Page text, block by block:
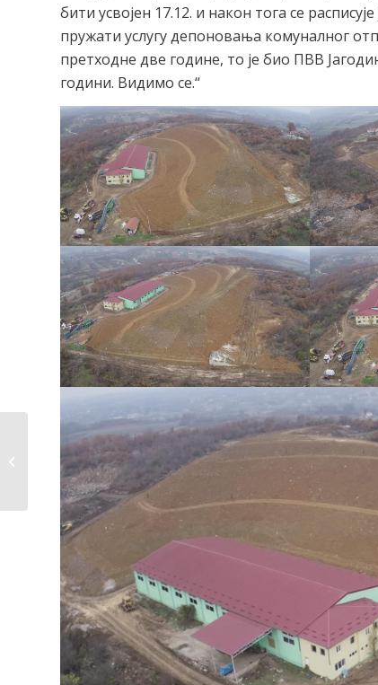
бити усвојен 17.12. и након тога се
пружати услугу депоновања комуналног
претходне две године, то је био ПВВ
години. Видимо се.“
Обавештење
руководства
општине Топола
поводом...